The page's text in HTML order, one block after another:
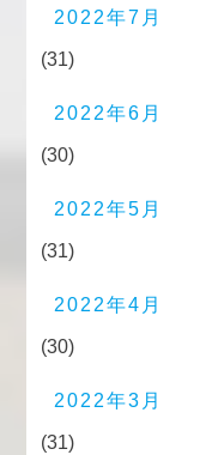
2022年7月
(31)
2022年6月
(30)
2022年5月
(31)
2022年4月
(30)
2022年3月
(31)